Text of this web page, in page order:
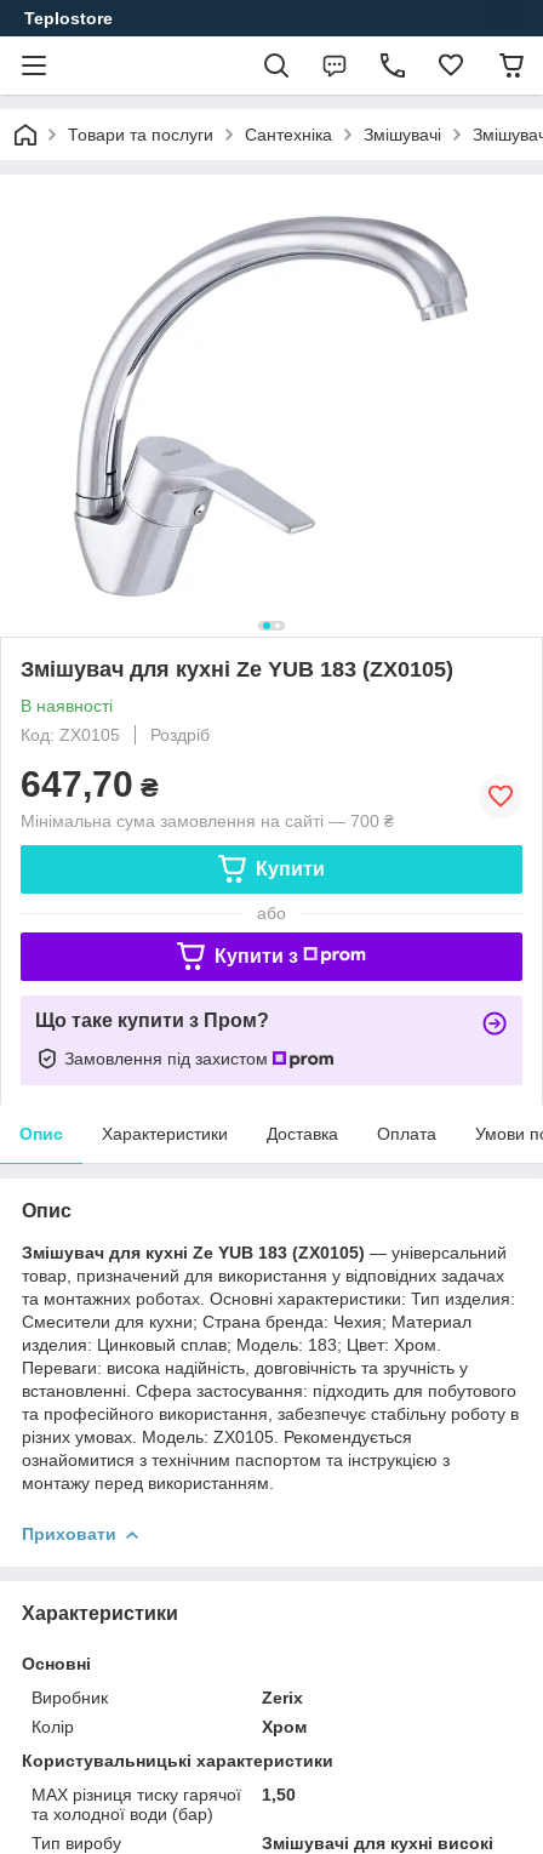
Teplostore
Товари та послуги Сантехніка Змішувачі
Змішувач для кухні Ze YUB 183 (ZX0105)
В наявності
Код: ZX0105
Роздріб
647,70 ₴
Мінімальна сума замовлення на сайті — 700 ₴
Купити
або
Купити з
Що таке купити з Пром?
Замовлення під захистом
Опис Характеристики Доставка Оплата Умови
Опис
Змішувач для кухні Ze YUB 183 (ZX0105) — універсальний
товар, призначений для використання у відповідних задачах
та монтажних роботах. Основні характеристики: Тип изделия:
Смесители для кухни; Страна бренда: Чехия; Материал
изделия: Цинковый сплав; Мoдель: 183; Цвет: Хром.
Переваги: висока надійність, довговічність та зручність у
встановленні. Сфера застосування: підходить для побутового
та професійного використання, забезпечує стабільну роботу в
різних умовах. Модель: ZX0105. Рекомендується
ознайомитися з технічним паспортом та інструкцією з
монтажу перед використанням.
Приховати
Характеристики
Основні
Виробник
Zerix
Колір
Хром
Користувальницькі характеристики
MAX різниця тиску гарячої
та холодної води (бар)
1,50
Тип виробу
Змішувачі для кухні високі